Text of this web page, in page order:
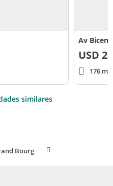
Av
USD
176
similares
Bourg